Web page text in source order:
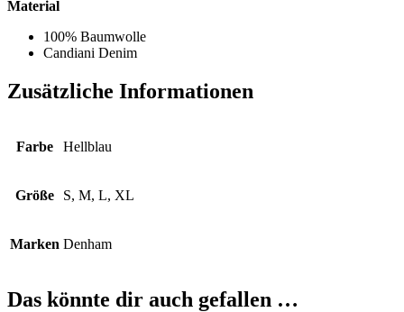
Material
100% Baumwolle
Candiani Denim
Zusätzliche Informationen
Farbe Hellblau
Größe S, M, L, XL
Marken Denham
Das könnte dir auch gefallen …